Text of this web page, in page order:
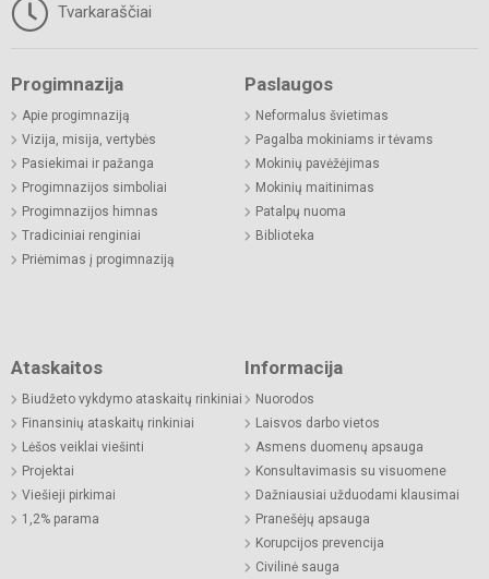
Tvarkaraščiai
Progimnazija
Apie progimnaziją
Vizija, misija, vertybės
Pasiekimai ir pažanga
Progimnazijos simboliai
Progimnazijos himnas
Tradiciniai renginiai
Priėmimas į progimnaziją
Paslaugos
Neformalus švietimas
Pagalba mokiniams ir tėvams
Mokinių pavėžėjimas
Mokinių maitinimas
Patalpų nuoma
Biblioteka
Ataskaitos
Biudžeto vykdymo ataskaitų rinkiniai
Finansinių ataskaitų rinkiniai
Lėšos veiklai viešinti
Projektai
Viešieji pirkimai
1,2% parama
Informacija
Nuorodos
Laisvos darbo vietos
Asmens duomenų apsauga
Konsultavimasis su visuomene
Dažniausiai užduodami klausimai
Pranešėjų apsauga
Korupcijos prevencija
Civilinė sauga